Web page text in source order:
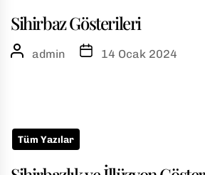
Sihirbaz Gösterileri
admin 14 Ocak 2024
Tüm Yazılar